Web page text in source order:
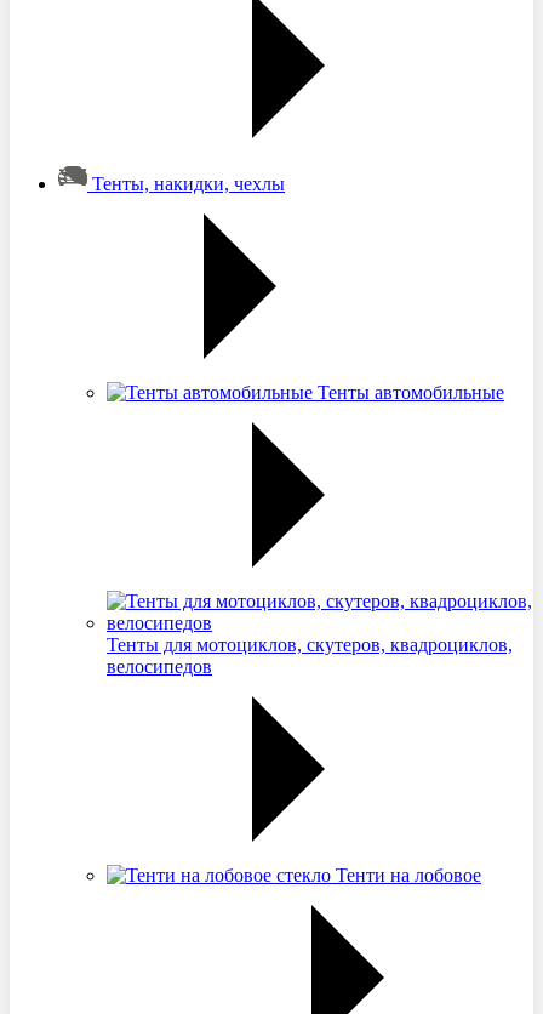
Тенты, накидки, чехлы
Тенты автомобильные
Тенты для мотоциклов, скутеров, квадроциклов,
велосипедов
Тенти на лобовое